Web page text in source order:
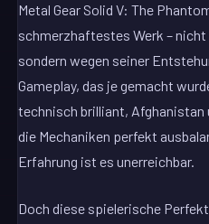
Metal Gear Solid V: The
schmerzhaftestes Werk –
sondern wegen seiner
Gameplay, das je gemacht
technisch brilliant, Afghanistan
die Mechaniken perfekt
Erfahrung ist es unerreichbar.
Doch diese spielerische